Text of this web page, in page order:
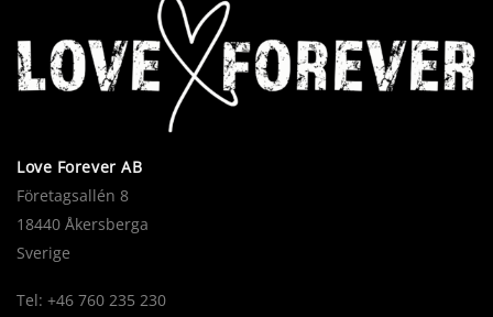
Love Forever AB
Företagsallén 8
18440 Åkersberga
Sverige
Tel: +46 760 235 230